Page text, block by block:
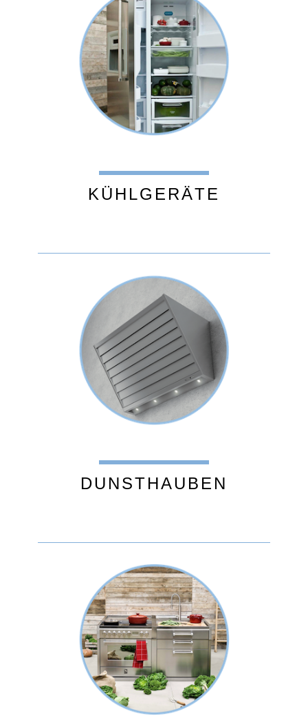
KÜHLGERÄTE
DUNSTHAUBEN